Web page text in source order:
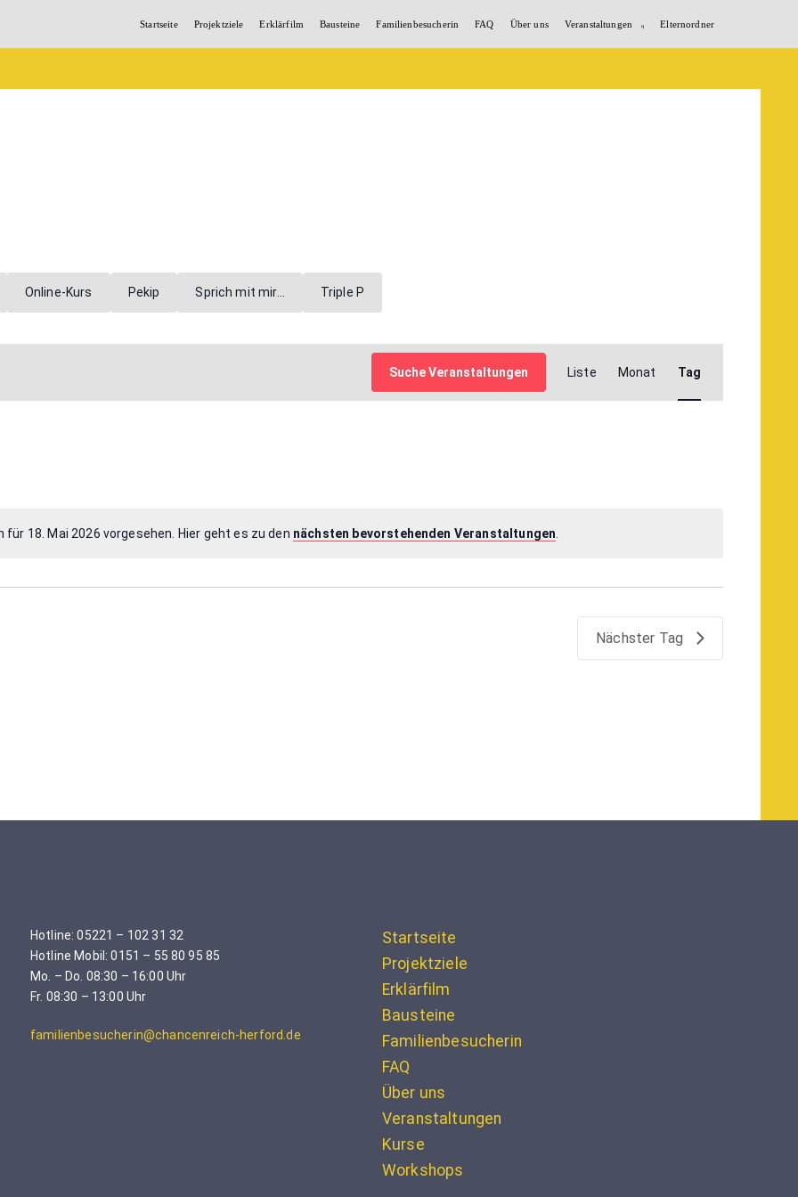
Startseite Projektziele Erklärfilm Bausteine Familienbesucherin FAQ Über uns Veranstaltungen Elternordner
für 18. Mai 2026 vorgesehen. Hier geht es zu den nächsten bevorstehenden Veranstaltungen
Online-Kurs Pekip Sprich mit mir… Triple P
Suche Veranstaltungen
Ansichten-
Liste Monat Tag
Nächster Tag
Hotline: 05221 – 102 31 32
Hotline Mobil: 0151 – 55 80 95 85
Mo. – Do. 08:30 – 16:00 Uhr
Fr. 08:30 – 13:00 Uhr
familienbesucherin@chancenreich-herford.de
Startseite
Projektziele
Erklärfilm
Bausteine
Familienbesucherin
FAQ
Über uns
Veranstaltungen
Kurse
Workshops